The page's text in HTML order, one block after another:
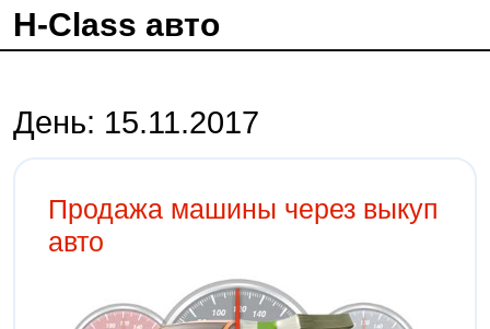
H-Class авто
День: 15.11.2017
Продажа машины через выкуп
авто